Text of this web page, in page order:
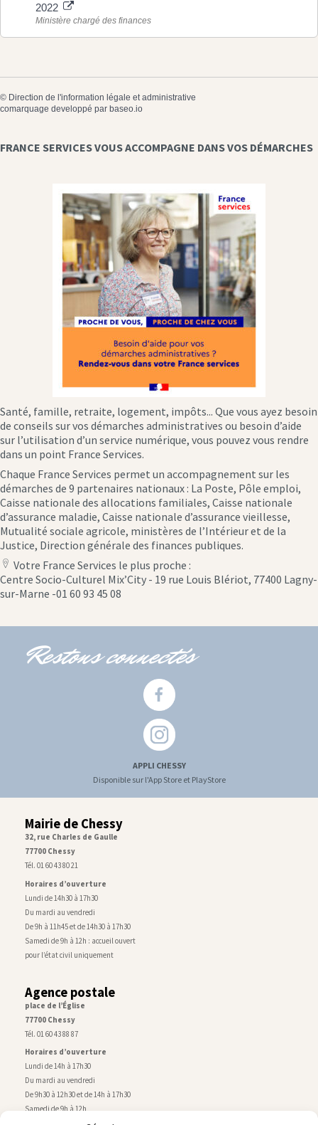
2022
Ministère chargé des finances
© Direction de l'information légale et administrative
comarquage developpé par baseo.io
FRANCE SERVICES VOUS ACCOMPAGNE DANS VOS DÉMARCHES
Santé, famille, retraite, logement, impôts... Que vous ayez besoin
de conseils sur vos démarches administratives ou besoin d’aide
sur l’utilisation d’un service numérique, vous pouvez vous rendre
dans un point France Services.
Chaque France Services permet un accompagnement sur les
démarches de 9 partenaires nationaux : La Poste, Pôle emploi,
Caisse nationale des allocations familiales, Caisse nationale
d’assurance maladie, Caisse nationale d’assurance vieillesse,
Mutualité sociale agricole, ministères de l’Intérieur et de la
Justice, Direction générale des finances publiques.
location
icon
Votre France Services le plus proche :
Centre Socio-Culturel Mix’City - 19 rue Louis Blériot, 77400 Lagny-
sur-Marne -01 60 93 45 08
Restons connectés
APPLI CHESSY
Disponible sur l'App Store et PlayStore
Mairie de Chessy
32, rue Charles de Gaulle
77700 Chessy
Tél. 01 60 43 80 21
Horaires d’ouverture
Lundi de 14h30 à 17h30
Du mardi au vendredi
De 9h à 11h45 et de 14h30 à 17h30
Samedi de 9h à 12h : accueil ouvert
pour l’état civil uniquement
Agence postale
place de l’Église
77700 Chessy
Tél. 01 60 43 88 87
Horaires d’ouverture
Lundi de 14h à 17h30
Du mardi au vendredi
De 9h30 à 12h30 et de 14h à 17h30
Samedi de 9h à 12h